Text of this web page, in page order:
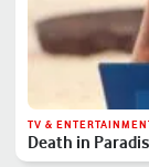
TV &
Death in